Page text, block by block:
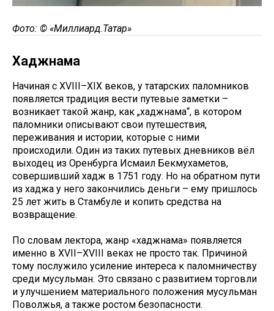
Фото: © «Миллиард.Татар»
Хаджнама
Начиная с XVIII–XIX веков, у татарских паломников
появляется традиция вести путевые заметки –
возникает такой жанр, как „хаджнама“, в котором
паломники описывают свои путешествия,
переживания и истории, которые с ними
происходили. Один из таких путевых дневников вёл
выходец из Оренбурга Исмаил Бекмухаметов,
совершивший хадж в 1751 году. Но на обратном пути
из хаджа у него закончились деньги – ему пришлось
25 лет жить в Стамбуле и копить средства на
возвращение.
По словам лектора, жанр «хаджнама» появляется
именно в XVII–XVIII веках не просто так. Причиной
тому послужило усиление интереса к паломничеству
среди мусульман. Это связано с развитием торговли
и улучшением материального положения мусульман
Поволжья, а также ростом безопасности.